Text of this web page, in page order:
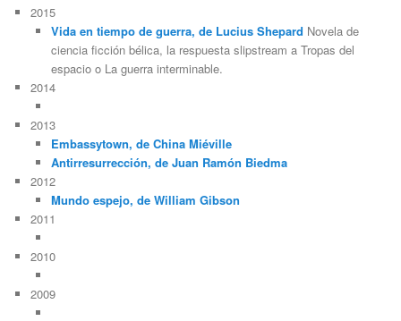
2015
Vida en tiempo de guerra, de Lucius Shepard Novela de
ciencia ficción bélica, la respuesta slipstream a Tropas del
espacio o La guerra interminable.
2014
2013
Embassytown, de China Miéville
Antirresurrección, de Juan Ramón Biedma
2012
Mundo espejo, de William Gibson
2011
2010
2009